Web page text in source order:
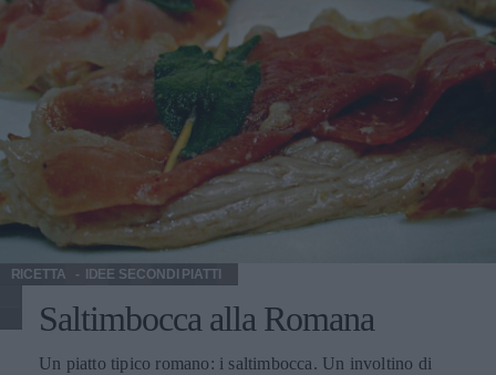
RICETTA IDEE SECONDI PIATTI
Saltimbocca alla Romana
Un piatto tipico romano: i saltimbocca. Un involtino di